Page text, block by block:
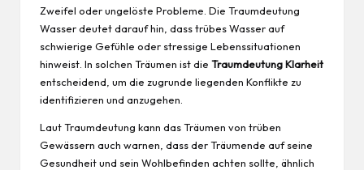
Zweifel oder ungelöste Probleme. Die Traumdeutung
Wasser deutet darauf hin, dass trübes Wasser auf
schwierige Gefühle oder stressige Lebenssituationen
hinweist. In solchen Träumen ist die Traumdeutung Klarheit
entscheidend, um die zugrunde liegenden Konflikte zu
identifizieren und anzugehen.
LautTraumdeutung kann das Träumen von trüben
Gewässern auch warnen, dass der Träumende auf seine
Gesundheitund sein Wohlbefinden achten sollte, ähnlich